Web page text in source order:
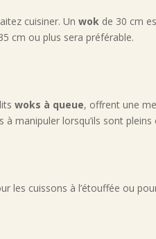
cuisiner. Unwok de 30 cm
cm ou plus sera préférable.
woks à queue, offrent une
manipuler lorsqu’ils sont pleins
les cuissons à l’étouffée ou